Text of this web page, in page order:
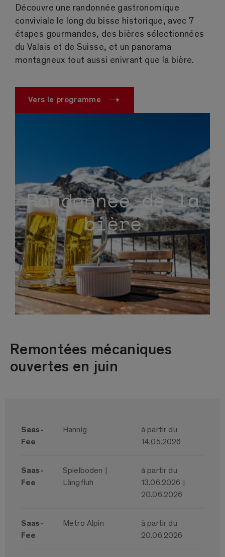
Découvre une randonnée gastronomique
conviviale le long du bisse historique, avec 7
étapes gourmandes, des bières sélectionnées
du Valais et de Suisse, et un panorama
montagneux tout aussi enivrant que la bière.
Vers le programme
Randonnée de la
bière
Remontées mécaniques
ouvertes en juin
Saas-
Fee
Hannig
à partir du
14.05.2026
Saas-
Fee
Spielboden |
Längfluh
à partir du
13.06.2026 |
20.06.2026
Saas-
Fee
Metro Alpin
à partir du
20.06.2026